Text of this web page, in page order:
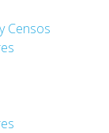
Censos